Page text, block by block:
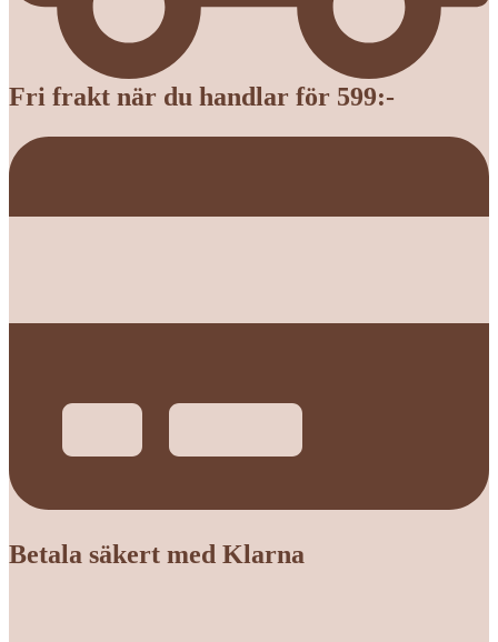
Fri frakt när du handlar för 599:-
Betala säkert med Klarna